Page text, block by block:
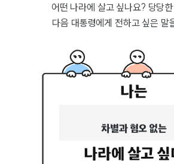
어떤 나라에 살고 싶나요? 당당
다음 대통령에게 전하고 싶은 말
나는
공정하고 안전한
미래가 기대되는
차별과 혐오 없는
누구도 소외되지 않
나라에 살고 싶